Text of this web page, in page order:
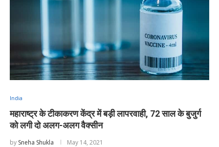
India
महाराष्ट्र के टीकाकरण केंद्र में बड़ी लापरवाही, 72 साल के बुजुर्ग
को लगी दो अलग-अलग वैक्सीन
by Sneha Shukla May 14, 2021